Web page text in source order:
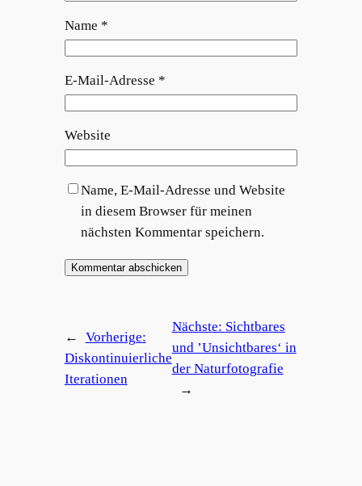
Name *
E-Mail-Adresse *
Website
Name, E-Mail-Adresse und Website
in diesem Browser für meinen
nächsten Kommentar speichern.
←
Vorherige:
Diskontinuierliche
Iterationen
Nächste: Sichtbares
und ’Unsichtbares‘ in
der Naturfotografie
→